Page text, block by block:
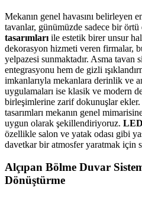
Mekanın genel havasını belirleyen
tavanlar, günümüzde sadece bir örtü
tasarımları ile estetik birer unsur
dekorasyon hizmeti veren firmalar,
yelpazesi sunmaktadır. Asma tavan
entegrasyonu hem de gizli
imkanlarıyla mekanlara derinlik ve
uygulamaları ise klasik ve modern
birleşimlerine zarif dokunuşlar
tasarımları mekanın genel
uygun olarak şekillendiriyoruz. LED
özellikle salon ve yatak odası gibi
davetkar bir atmosfer yaratmak için
Alçıpan Bölme Duvar
Dönüştürme